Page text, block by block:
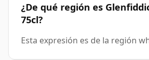
¿De qué región es
75cl?
Esta expresión es de la región